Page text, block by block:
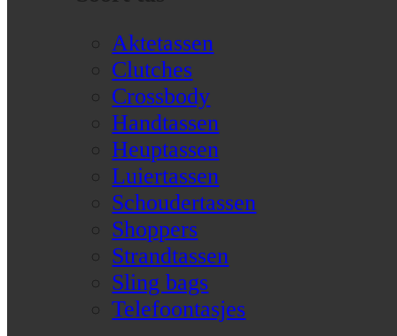
Aktetassen
Clutches
Crossbody
Handtassen
Heuptassen
Luiertassen
Schoudertassen
Shoppers
Strandtassen
Sling bags
Telefoontasjes